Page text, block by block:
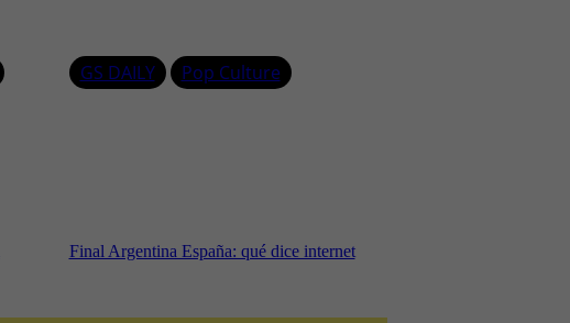
GS DAILY Pop Culture
Final Argentina España: qué dice internet